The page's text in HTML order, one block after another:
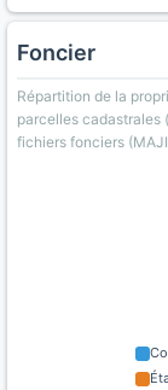
Foncier
Répartition de la
parcelles cadastrales
fichiers fonciers